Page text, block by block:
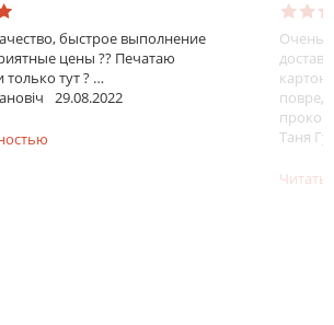
быстрое выполнение
цены ?? Печатаю
тут ? …
29.08.2022
Очень
картон
Таня
Читать